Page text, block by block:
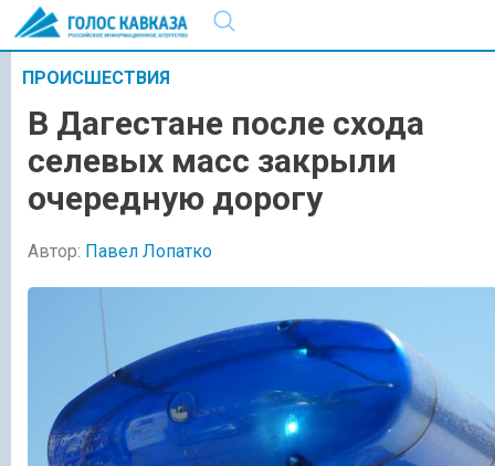
ПРОИСШЕСТВИЯ
В Дагестане после схода
селевых масс закрыли
очередную дорогу
Автор: Павел Лопатко